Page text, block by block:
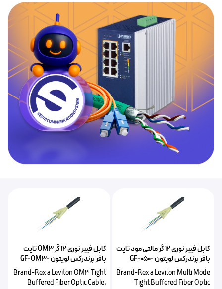
کابل فیبر نوری ۱۲ کُر مالتی مود تایت
بافر برندرکس لویتون GF-050-
PDC-12-LU
Brand-Rex a Leviton Multi Mode
Tight Buffered Fiber Optic
کابل فیبر نوری ۱۲ کُر OM3 تایت
بافر برندرکس لویتون GF-OM3-
PDC-12-LU
Brand-Rex a Leviton OM3 Tight
Buffered Fiber Optic Cable,